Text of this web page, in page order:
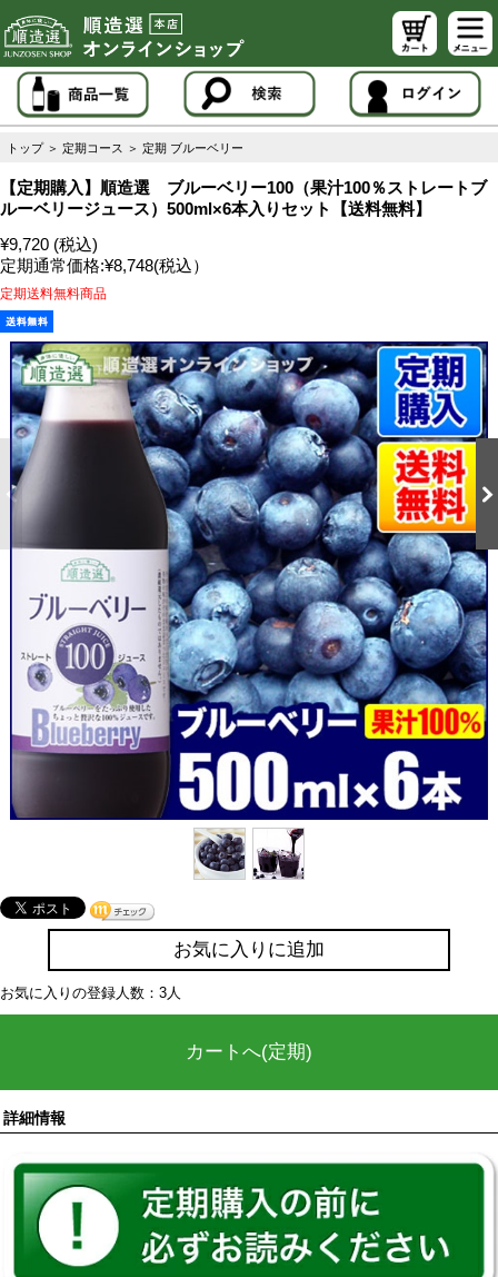
トップ ＞ 定期コース ＞ 定期 ブルーベリー
【定期購入】順造選 ブルーベリー100（果汁100％ストレートブ
ルーベリージュース）500ml×6本入りセット【送料無料】
¥9,720 (税込)
定期通常価格:¥8,748(税込）
定期送料無料商品
お気に入りに追加
お気に入りの登録人数：3人
カートへ(定期)
詳細情報